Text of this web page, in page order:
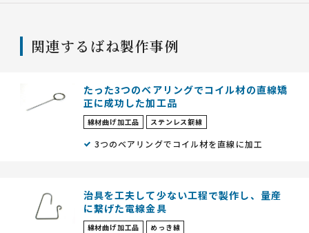
関連するばね製作事例
たった3つのベアリングでコイル材の直線矯
正に成功した加工品
線材曲げ加工品 ステンレス鋼線
3つのベアリングでコイル材を直線に加工
治具を工夫して少ない工程で製作し、量産
に繋げた電線金具
線材曲げ加工品 めっき線